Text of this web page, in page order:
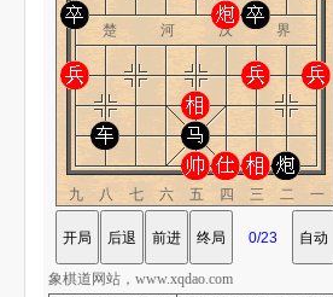
楚 河 汉 界
九八七六五四三二一
象棋道网站，www.xqdao.com